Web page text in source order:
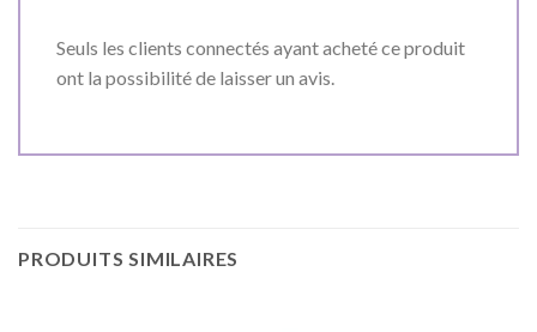
Seuls les clients connectés ayant acheté ce produit
ont la possibilité de laisser un avis.
PRODUITS SIMILAIRES